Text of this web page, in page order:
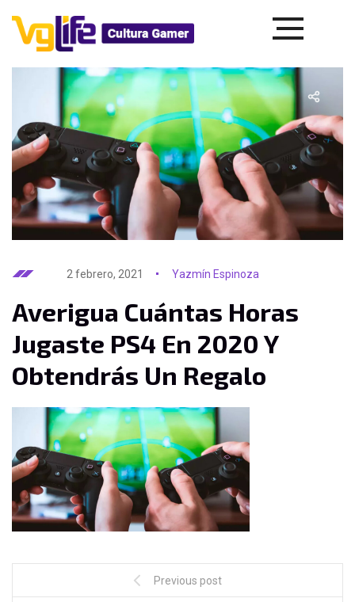
2 febrero, 2021 Yazmín Espinoza
Averigua Cuántas Horas
Jugaste PS4 En 2020 Y
Obtendrás Un Regalo
Previous post